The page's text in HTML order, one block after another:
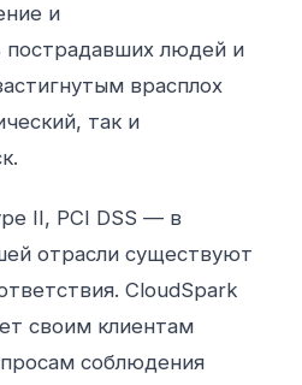
и
людей и
врасплох
так и
II, PCI DSS — в
отрасли существуют
CloudSpark
своим клиентам
соблюдения